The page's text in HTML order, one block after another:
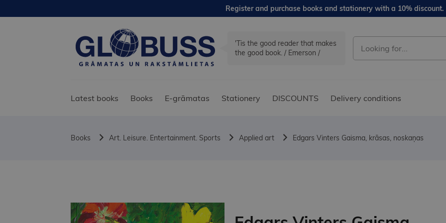
Register and purchase books and stationery with a 10% discount.
'Tis the good reader that makes
the good book. / Emerson /
Latest books Books E-grāmatas Stationery DISCOUNTS Delivery conditions
Books Art. Leisure. Entertainment. Sports Applied art Edgars Vinters Gaisma, krāsas, noskaņas